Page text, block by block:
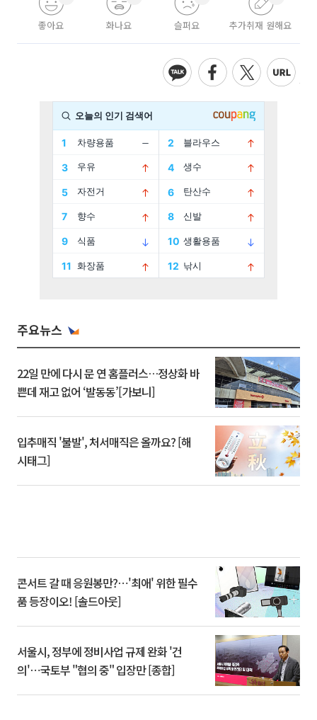
좋아요 화나요 슬퍼요 추가취재 원해요
주요뉴스
22일 만에 다시 문 연 홈플러스…정상화 바
쁜데 재고 없어 ‘발동동’[가보니]
입추매직 '불발', 처서매직은 올까요? [해
시태그]
콘서트 갈 때 응원봉만?⋯'최애' 위한 필수
품 등장이오! [솔드아웃]
서울시, 정부에 정비사업 규제 완화 '건
의'⋯국토부 "협의 중" 입장만 [종합]